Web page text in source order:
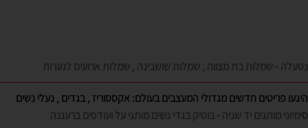
היגעו פריטים חדשים מגדולי המעצבים בעולם: אקססוריז , בגדים , נעלי נשים
סימיוני מותגים יד שניה - בוטיק בגדי נשים מותגי על ועודפים ברעננה
09-7484189